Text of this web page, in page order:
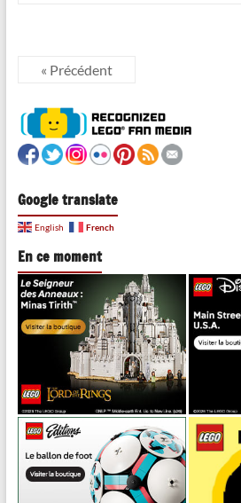
« Précédent
Google translate
English French
En ce moment